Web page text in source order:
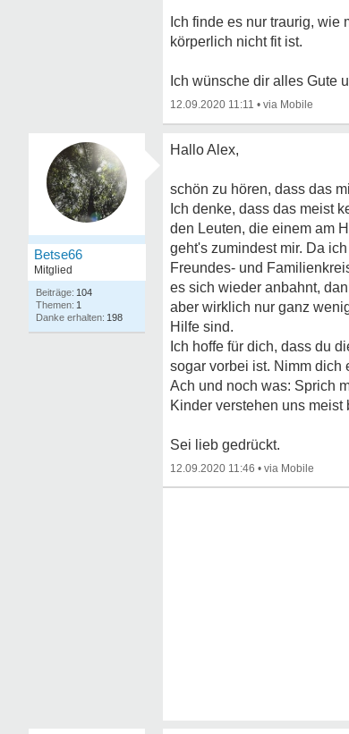
Ich finde es nur traurig,
körperlich nicht fit ist.
Ich wünsche dir alles Gute
12.09.2020 11:11 •
Betse66
Mitglied
104
1
198
Hallo Alex,
schön zu hören, dass das
Ich denke, dass das meist
den Leuten, die einem am
geht's zumindest mir. Da
Freundes- und
es sich wieder anbahnt,
aber wirklich nur ganz
Hilfe sind.
Ich hoffe für dich, dass du
sogar vorbei ist. Nimm dich
Ach und noch was: Sprich
Kinder verstehen uns
Sei lieb gedrückt.
12.09.2020 11:46 •